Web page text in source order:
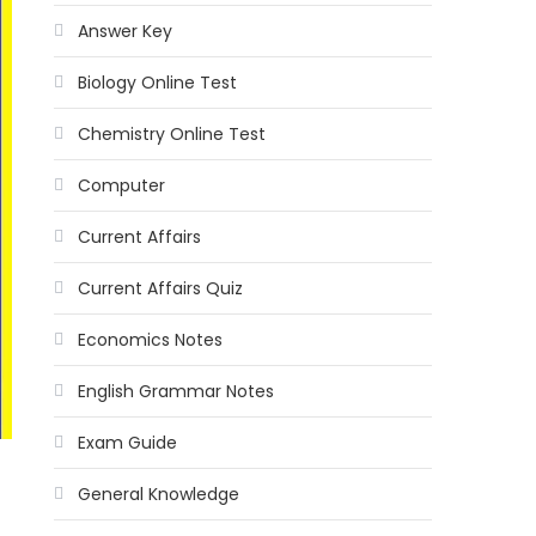
Answer Key
Biology Online Test
Chemistry Online Test
Computer
Current Affairs
Current Affairs Quiz
Economics Notes
English Grammar Notes
Exam Guide
General Knowledge